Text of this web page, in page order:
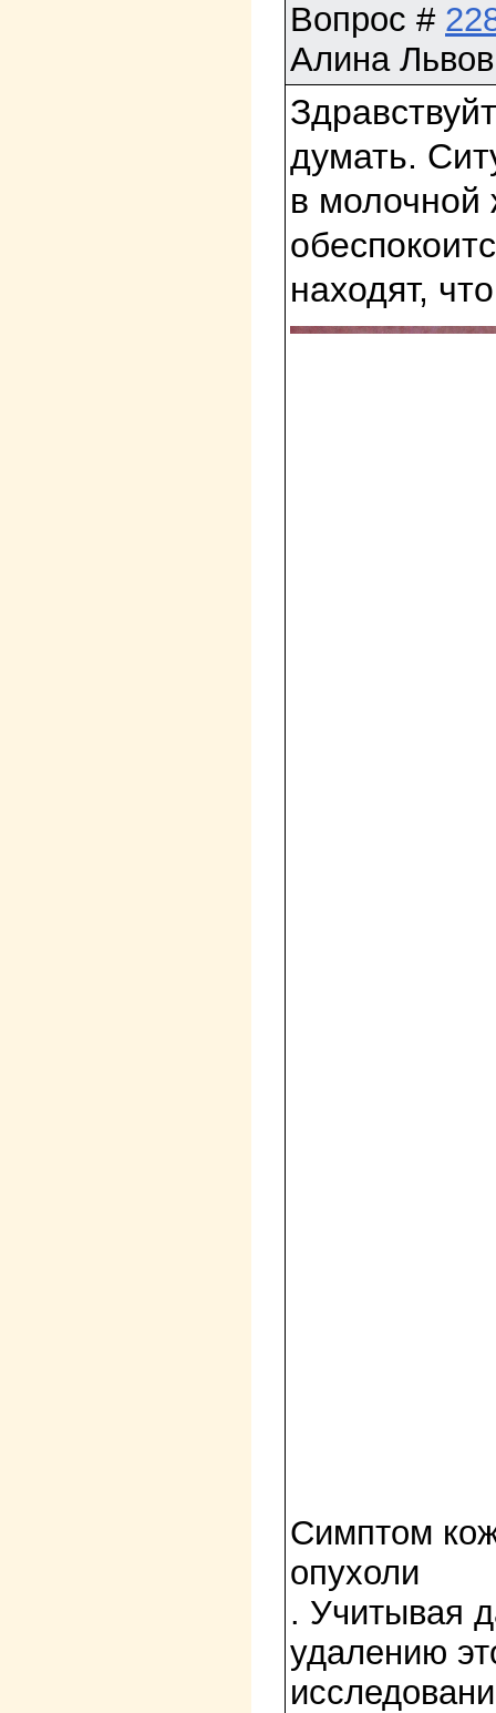
Вопрос #
Алина Львов
думать.
в молочной
находят,
Симптом
опухоли
. Учитывая
удалению